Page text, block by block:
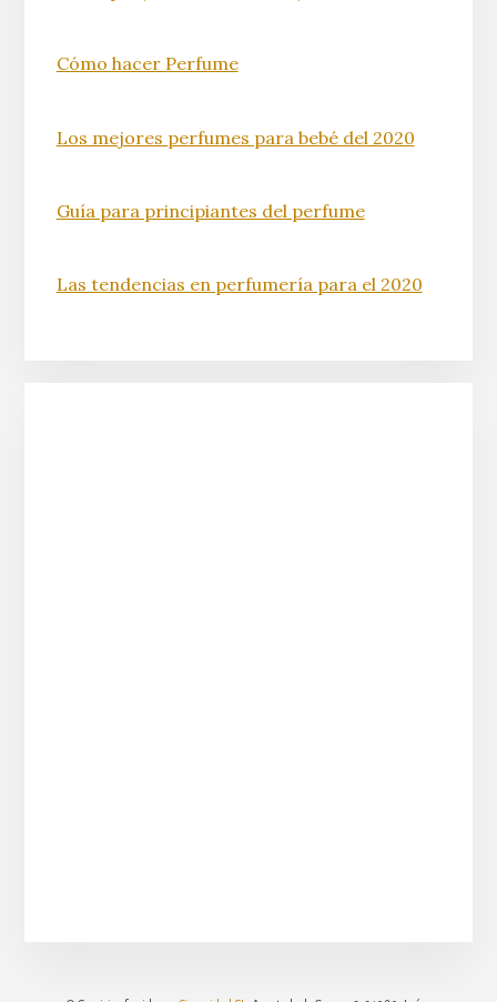
Cómo hacer Perfume
Los mejores perfumes para bebé del 2020
Guía para principiantes del perfume
Las tendencias en perfumería para el 2020